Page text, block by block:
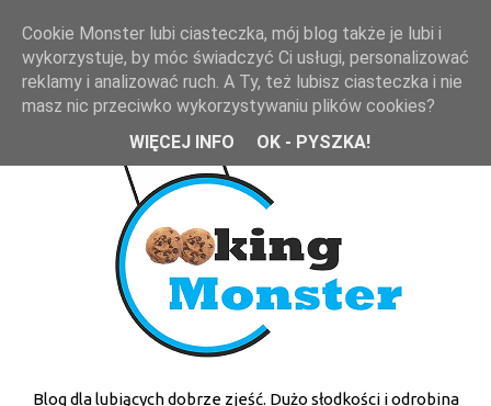
Blog dla lubiących dobrze zjeść. Dużo słodkości i odrobina
Cookie Monster lubi ciasteczka, mój blog także je lubi i
wykorzystuje, by móc świadczyć Ci usługi, personalizować
reklamy i analizować ruch. A Ty, też lubisz ciasteczka i nie
masz nic przeciwko wykorzystywaniu plików cookies?
WIĘCEJ INFO
OK - PYSZKA!